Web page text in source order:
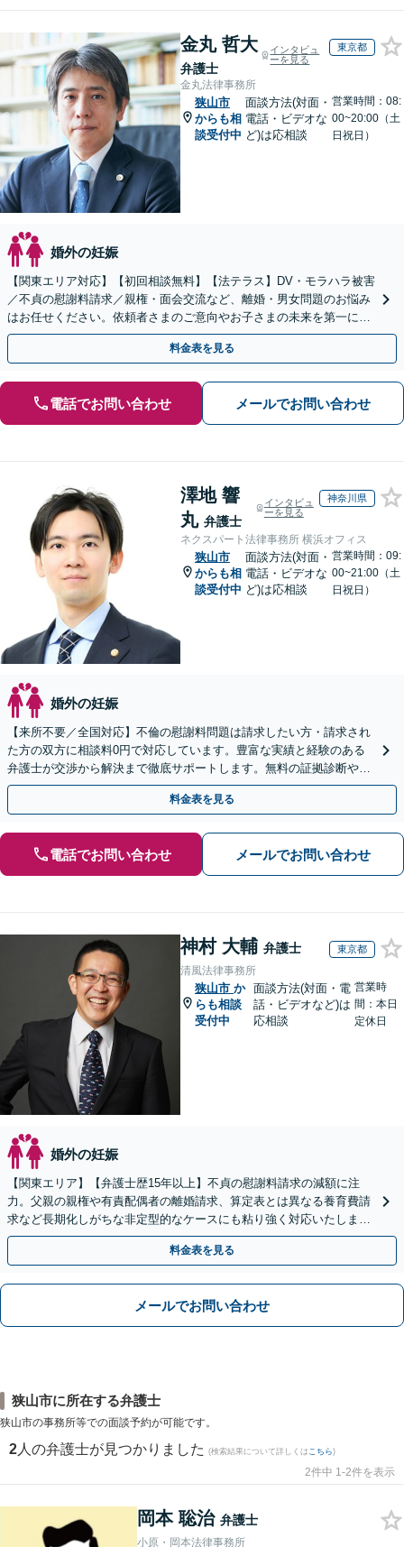
金丸 哲大
弁護士
インタビュ
ーを見る
東京都
金丸法律事務所
狭山市
からも相
談受付中
面談方法(対面・
電話・ビデオな
ど)は応相談
営業時間：08:
00~20:00（土
日祝日）
婚外の妊娠
【関東エリア対応】【初回相談無料】【法テラス】DV・モラハラ被害
／不貞の慰謝料請求／親権・面会交流など、離婚・男女問題のお悩み
はお任せください。依頼者さまのご意向やお子さまの未来を第一に、
最善の解決へ向けてサポートいたします【子連れ相談】
料金表を見る
電話でお問い合わせ メールでお問い合わせ
澤地 響
丸 弁護士
インタビュ
ーを見る
神奈川県
ネクスパート法律事務所 横浜オフィス
狭山市
からも相
談受付中
面談方法(対面・
電話・ビデオな
ど)は応相談
営業時間：09:
00~21:00（土
日祝日）
婚外の妊娠
【来所不要／全国対応】不倫の慰謝料問題は請求したい方・請求され
た方の双方に相談料0円で対応しています。豊富な実績と経験のある
弁護士が交渉から解決まで徹底サポートします。無料の証拠診断や着
手金の返還保証もありますので安心してご相談ください。
料金表を見る
電話でお問い合わせ メールでお問い合わせ
神村 大輔 弁護士 東京都
清風法律事務所
狭山市 か
らも相談
受付中
面談方法(対面・電
話・ビデオなど)は
応相談
営業時
間：本日
定休日
婚外の妊娠
【関東エリア】【弁護士歴15年以上】不貞の慰謝料請求の減額に注
力。父親の親権や有責配偶者の離婚請求、算定表とは異なる養育費請
求など長期化しがちな非定型的なケースにも粘り強く対応いたしま
す。【初回相談30分無料】【休日・夜間相談可】
料金表を見る
メールでお問い合わせ
狭山市に所在する弁護士
狭山市の事務所等での面談予約が可能です。
2 人の弁護士が見つかりました (検索結果について詳しくは こちら)
2件中 1-2件を表示
岡本 聡治 弁護士
小原・岡本法律事務所